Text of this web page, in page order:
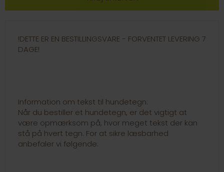
!DETTE ER EN BESTILLINGSVARE - FORVENTET LEVERING 7
DAGE!
Information om tekst til hundetegn:
Når du bestiller et hundetegn, er det vigtigt at
være opmærksom på, hvor meget tekst der kan
stå på hvert tegn. For at sikre læsbarhed
anbefaler vi følgende: